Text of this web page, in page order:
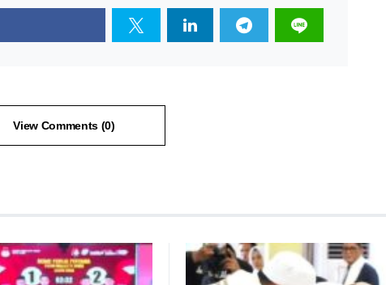
View Comments (0)